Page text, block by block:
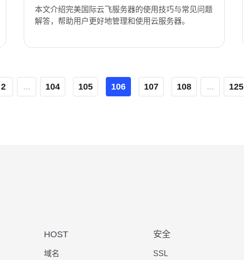
解答
本文介绍完美国际云飞服务器的使用技巧与常见问题
解答，帮助用户更好地管理和使用云服务器。
2 ... 104 105 106 107 108 ... 125
HOST
域名
安全
SSL